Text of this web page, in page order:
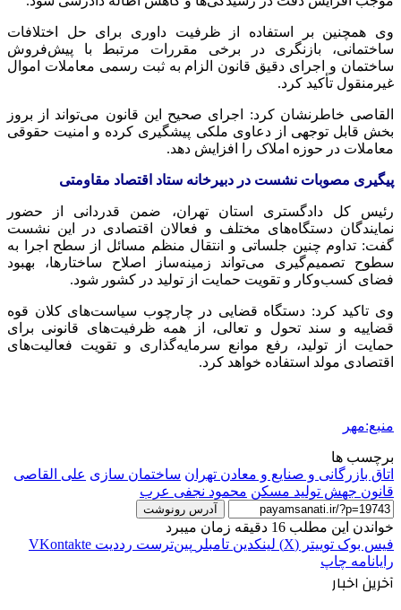
وی همچنین بر استفاده از ظرفیت داوری برای حل اختلافات
ساختمانی، بازنگری در برخی مقررات مرتبط با پیش‌فروش
ساختمان و اجرای دقیق قانون الزام به ثبت رسمی معاملات اموال
غیرمنقول تأکید کرد.
القاصی خاطرنشان کرد: اجرای صحیح این قانون می‌تواند از بروز
بخش قابل توجهی از دعاوی ملکی پیشگیری کرده و امنیت حقوقی
معاملات در حوزه املاک را افزایش دهد.
پیگیری مصوبات نشست در دبیرخانه ستاد اقتصاد مقاومتی
رئیس کل دادگستری استان تهران، ضمن قدردانی از حضور
نمایندگان دستگاه‌های مختلف و فعالان اقتصادی در این نشست
گفت: تداوم چنین جلساتی و انتقال منظم مسائل از سطح اجرا به
سطوح تصمیم‌گیری می‌تواند زمینه‌ساز اصلاح ساختارها، بهبود
فضای کسب‌وکار و تقویت حمایت از تولید در کشور شود.
وی تاکید کرد: دستگاه قضایی در چارچوب سیاست‌های کلان قوه
قضاییه و سند تحول و تعالی، از همه ظرفیت‌های قانونی برای
حمایت از تولید، رفع موانع سرمایه‌گذاری و تقویت فعالیت‌های
اقتصادی مولد استفاده خواهد کرد.
منبع:مهر
برچسب ها
اتاق بازرگانی و صنایع و معادن تهران ساختمان سازی علی القاصی
قانون جهش تولید مسکن محمود نجفی عرب
آدرس رونوشت
خواندن این مطلب 16 دقیقه زمان میبرد
فیس بوک توییتر (X) لینکدین ‫تامبلر ‫پین‌ترست ‫رددیت ‫VKontakte
رایانامه چاپ
آخرین اخبار